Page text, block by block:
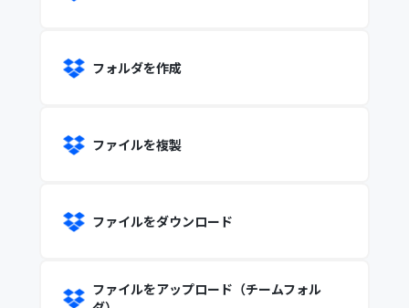
フォルダを作成
ファイルを複製
ファイルをダウンロード
ファイルをアップロード（チームフォル